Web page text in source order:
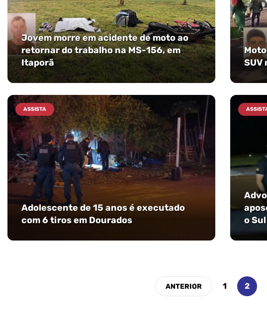
Jovem morre em acidente de moto ao
retornar do trabalho na MS-156, em
Itaporã
SUV
ASSISTA
Adolescente de 15 anos é executado
com 6 tiros em Dourados
o Sul
1 2